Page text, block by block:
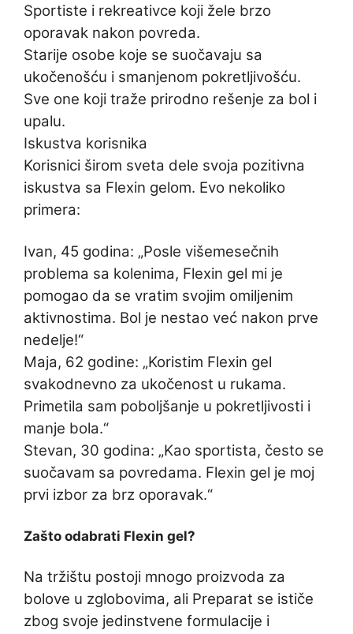
Sportiste i rekreativce koji žele brzo
oporavak nakon povreda.
Starije osobe koje se suočavaju sa
ukočenošću i smanjenom pokretljivošću.
Sve one koji traže prirodno rešenje za bol i
upalu.
Iskustva korisnika
Korisnici širom sveta dele svoja pozitivna
iskustva sa Flexin gelom. Evo nekoliko
primera:
Ivan, 45 godina: „Posle višemesečnih
problema sa kolenima, Flexin gel mi je
pomogao da se vratim svojim omiljenim
aktivnostima. Bol je nestao već nakon prve
nedelje!“
Maja, 62 godine: „Koristim Flexin gel
svakodnevno za ukočenost u rukama.
Primetila sam poboljšanje u pokretljivosti i
manje bola.“
Stevan, 30 godina: „Kao sportista, često se
suočavam sa povredama. Flexin gel je moj
prvi izbor za brz oporavak.“
Zašto odabrati Flexin gel?
Na tržištu postoji mnogo proizvoda za
bolove u zglobovima, ali Preparat se ističe
zbog svoje jedinstvene formulacije i